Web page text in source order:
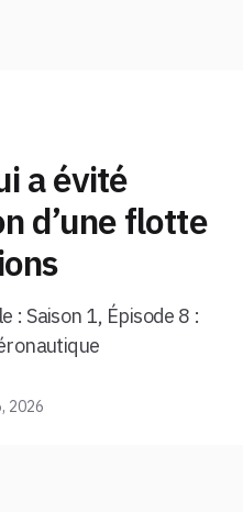
a évité
d’une flotte
: Saison 1, Épisode 8 :
2026